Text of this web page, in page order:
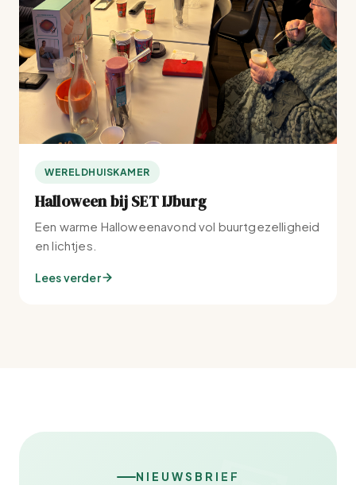
WERELDHUISKAMER
Halloween bij SET IJburg
Een warme Halloweenavond vol buurtgezelligheid
en lichtjes.
Lees verder
NIEUWSBRIEF